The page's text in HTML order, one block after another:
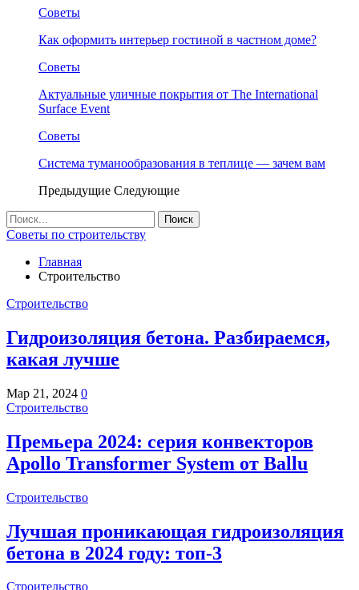
Советы
Как оформить интерьер гостиной в частном доме?
Советы
Актуальные уличные покрытия от The International
Surface Event
Советы
Система туманообразования в теплице — зачем вам
Предыдущие Следующие
Советы по строительству
Главная
Строительство
Строительство
Гидроизоляция бетона. Разбираемся,
какая лучше
Мар 21, 2024 0
Строительство
Премьера 2024: серия конвекторов
Apollo Transformer System от Ballu
Строительство
Лучшая проникающая гидроизоляция
бетона в 2024 году: топ-3
Строительство